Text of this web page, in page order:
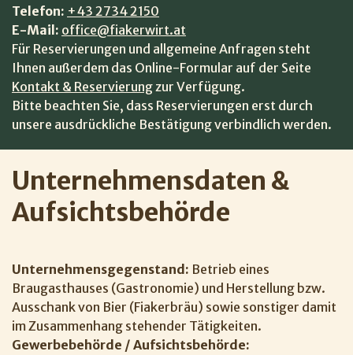
Telefon: +43 2734 2150
E-Mail: office@fiakerwirt.at
Für Reservierungen und allgemeine Anfragen steht
Ihnen außerdem das Online-Formular auf der Seite
Kontakt & Reservierungzur Verfügung.
Bitte beachten Sie, dass Reservierungen erst durch
unsere ausdrückliche Bestätigung verbindlich werden.
Unternehmensdaten &
Aufsichtsbehörde
Unternehmensgegenstand: Betrieb eines
Braugasthauses (Gastronomie) und Herstellung bzw.
Ausschank von Bier (Fiakerbräu) sowie sonstiger damit
im Zusammenhang stehender Tätigkeiten.
Gewerbebehörde / Aufsichtsbehörde: